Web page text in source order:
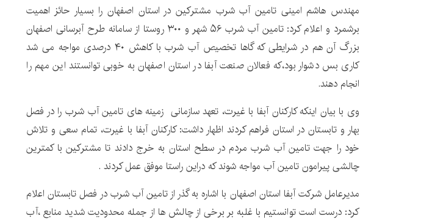
مهندس هاشم امینی تامین آب شرب مشترکین در استان اصفهان را بسیار حائز اهمیت
برشمرد و اعلام کرد: تامین آب شرب ۵۶ شهر و ۳۰۰ روستا از سامانه طرح آبرسانی اصفهان
بزرگ آن هم در شرایطی که گاها تخصیص آب شرب با کاهش ۴۰ درصدی مواجه می شد
کاری بس دشوار بود،که فعالان صنعت آبفا در استان اصفهان به خوبی توانستند این مهم را
انجام دهند.
وی با بیان اینکه کارکنان آبفا با غیرت، تعهد سازمانی زمینه های تامین آب شرب را در فصل
بهار و تابستان در استان فراهم کردند اظهار داشت: کارکنان آبفا با غیرت، تمام سعی و تلاش
خود را جهت تامین آب شرب مردم در سطح استان به خرج دادند تا مشترکین با کمترین
چالشی پیرامون تامین آب مواجه شوند که دراین راستا موفق عمل کردند .
مدیرعامل شرکت آبفا استان اصفهان با اشاره به گذر از تامین آب شرب در فصل تابستان اعلام
کرد: درست است توانستیم با غلبه بر برخی از چالش ها از جمله محدودیت شدید منابع ،آب